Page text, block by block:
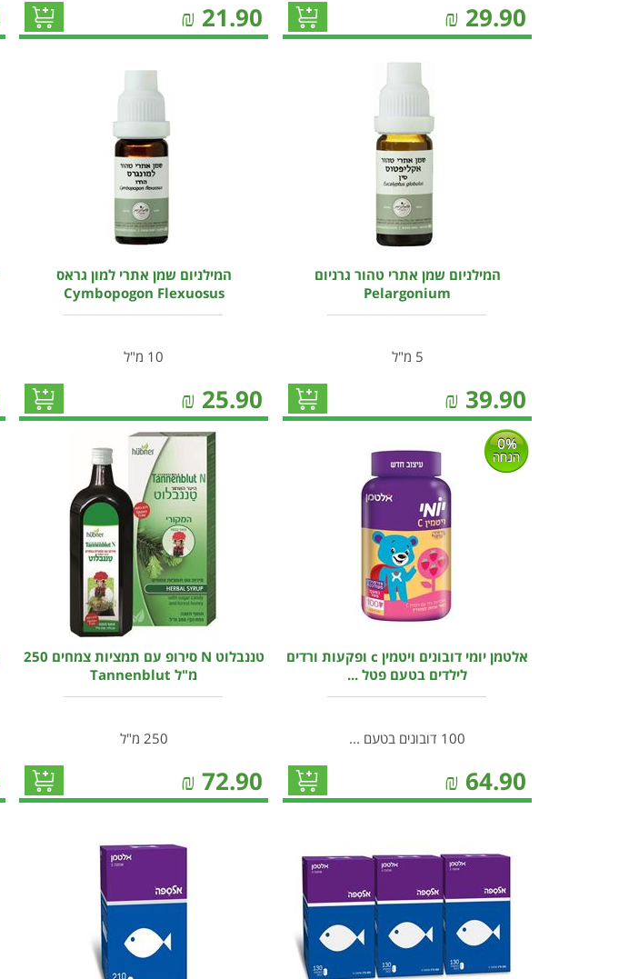
29.90
₪
21.90
₪
המילניום שמן אתרי טהור גרניום
Pelargonium
5 מ"ל
39.90
₪
המילניום שמן אתרי למון גראס
Cymbopogon Flexuosus
10 מ"ל
25.90
₪
0%
הנחה
אלטמן יומי דובונים ויטמין c ופקעות ורדים
לילדים בטעם פטל ...
100 דובונים בטעם ...
64.90
₪
טננבלוט N סירופ עם תמציות צמחים 250
מ"ל Tannenblut
250 מ"ל
72.90
₪